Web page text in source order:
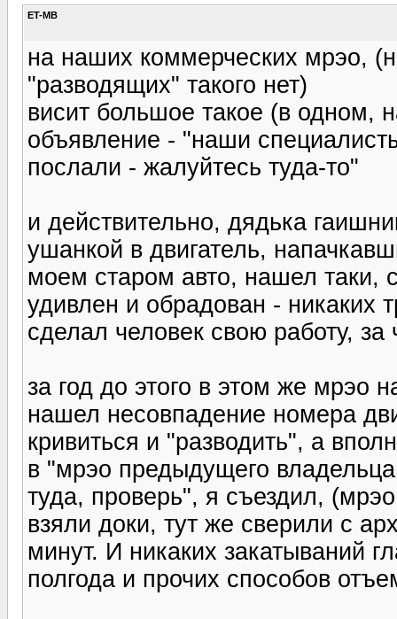
ET-MB
на наших коммерческих мрэо,
"разводящих" такого нет)
висит большое такое (в одном,
объявление - "наши
послали - жалуйтесь туда-то"
и действительно, дядька
ушанкой в двигатель,
моем старом авто, нашел таки,
удивлен и обрадован - никаких
сделал человек свою работу, за
за год до этого в этом же мрэо
нашел несовпадение номера
кривиться и "разводить", а
в "мрэо предыдущего
туда, проверь", я съездил,
взяли доки, тут же сверили с
минут. И никаких закатываний
полгода и прочих способов